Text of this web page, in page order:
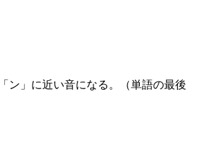
ン」に近い音になる。（単語の最後